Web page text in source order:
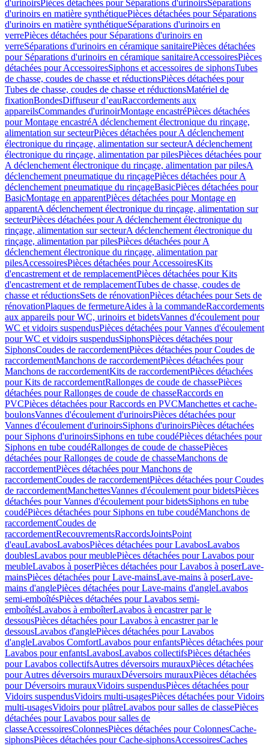
d'urinoirsPièces détachées pour Séparations d'urinoirsSéparations
d'urinoirs en matière synthétiquePièces détachées pour Séparations
d'urinoirs en matière synthétiqueSéparations d'urinoirs en
verrePièces détachées pour Séparations d'urinoirs en
verreSéparations d'urinoirs en céramique sanitairePièces détachées
pour Séparations d'urinoirs en céramique sanitaireAccessoiresPièces
détachées pour AccessoiresSiphons et accessoires de siphonsTubes
de chasse, coudes de chasse et réductionsPièces détachées pour
Tubes de chasse, coudes de chasse et réductionsMatériel de
fixationBondesDiffuseur d’eauRaccordements aux
appareilsCommandes d'urinoirMontage encastréPièces détachées
pour Montage encastréA déclenchement électronique du rinçage,
alimentation sur secteurPièces détachées pour A déclenchement
électronique du rinçage, alimentation sur secteurA déclenchement
électronique du rinçage, alimentation par pilesPièces détachées pour
A déclenchement électronique du rinçage, alimentation par pilesA
déclenchement pneumatique du rinçagePièces détachées pour A
déclenchement pneumatique du rinçageBasicPièces détachées pour
BasicMontage en apparentPièces détachées pour Montage en
apparentA déclenchement électronique du rinçage, alimentation sur
secteurPièces détachées pour A déclenchement électronique du
rinçage, alimentation sur secteurA déclenchement électronique du
rinçage, alimentation par pilesPièces détachées pour A
déclenchement électronique du rinçage, alimentation par
pilesAccessoiresPièces détachées pour AccessoiresKits
d'encastrement et de remplacementPièces détachées pour Kits
d'encastrement et de remplacementTubes de chasse, coudes de
chasse et réductionsSets de rénovationPièces détachées pour Sets de
rénovationPlaques de fermetureAides à la commandeRaccordements
aux appareils pour WC, urinoirs et bidetsVannes d'écoulement pour
WC et vidoirs suspendusPièces détachées pour Vannes d'écoulement
pour WC et vidoirs suspendusSiphonsPièces détachées pour
SiphonsCoudes de raccordementPièces détachées pour Coudes de
raccordementManchons de raccordementPièces détachées pour
Manchons de raccordementKits de raccordementPièces détachées
pour Kits de raccordementRallonges de coude de chassePièces
détachées pour Rallonges de coude de chasseRaccords en
PVCPièces détachées pour Raccords en PVCManchettes et cache-
boulonsVannes d'écoulement d'urinoirsPièces détachées pour
Vannes d'écoulement d'urinoirsSiphons d'urinoirsPièces détachées
pour Siphons d'urinoirsSiphons en tube coudéPièces détachées pour
Siphons en tube coudéRallonges de coude de chassePièces
détachées pour Rallonges de coude de chasseManchons de
raccordementPièces détachées pour Manchons de
raccordementCoudes de raccordementPièces détachées pour Coudes
de raccordementManchettesVannes d'écoulement pour bidetsPièces
détachées pour Vannes d'écoulement pour bidetsSiphons en tube
coudéPièces détachées pour Siphons en tube coudéManchons de
raccordementCoudes de
raccordementRecouvrementsRaccordsJointsPoint
d'eauLavabosLavabosPièces détachées pour LavabosLavabos
doublesLavabos pour meublePièces détachées pour Lavabos pour
meubleLavabos à poserPièces détachées pour Lavabos à poserLave-
mainsPièces détachées pour Lave-mainsLave-mains à poserLave-
mains d'anglePièces détachées pour Lave-mains d'angleLavabos
semi-emboîtésPièces détachées pour Lavabos semi-
emboîtésLavabos à emboîterLavabos à encastrer par le
dessousPièces détachées pour Lavabos à encastrer par le
dessousLavabos d'anglePièces détachées pour Lavabos
d'angleLavabos ComfortLavabos pour enfantsPièces détachées pour
Lavabos pour enfantsLavabosLavabos collectifsPièces détachées
pour Lavabos collectifsAutres déversoirs murauxPièces détachées
pour Autres déversoirs murauxDéversoirs murauxPièces détachées
pour Déversoirs murauxVidoirs suspendusPièces détachées pour
Vidoirs suspendusVidoirs multi-usagesPièces détachées pour Vidoirs
multi-usagesVidoirs pour plâtreLavabos pour salles de classePièces
détachées pour Lavabos pour salles de
classeAccessoiresColonnesPièces détachées pour ColonnesCache-
siphonsPièces détachées pour Cache-siphonsAccessoiresCaches